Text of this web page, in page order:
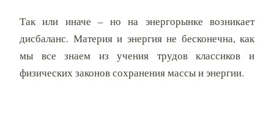
Так или иначе – но на энергорынке возникает
дисбаланс. Материя и энергия не бесконечна, как
мы все знаем из учения трудов классиков и
физических законов сохранения массы и энергии.